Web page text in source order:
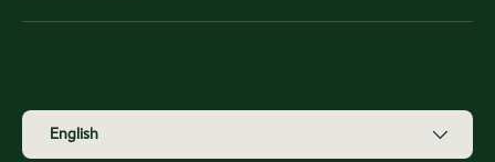
Language
English